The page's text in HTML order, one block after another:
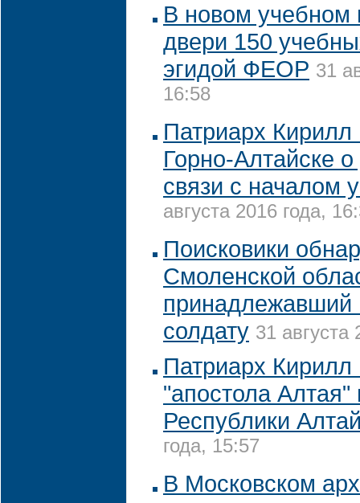
В новом учебном
двери 150
эгидой ФЕОР 31
16:58
Патриарх
Горно-Алтайске
связи с началом
августа 2016 года,
Поисковики
Смоленской
принадлежавший
солдату 31 августа
Патриарх
"апостола Алтая"
Республики
года, 15:57
В Московском